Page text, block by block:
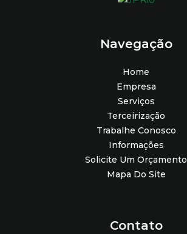
Navegação
Home
Empresa
Serviços
Terceirização
Trabalhe Conosco
Informações
Solicite Um Orçamento
Mapa Do Site
Contato